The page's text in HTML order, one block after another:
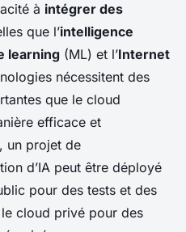
à intégrer des
que l’intelligence
learning (ML) et l’Internet
nécessitent des
que le cloud
efficace et
un projet de
d’IA peut être déployé
pour des tests et des
cloud privé pour des